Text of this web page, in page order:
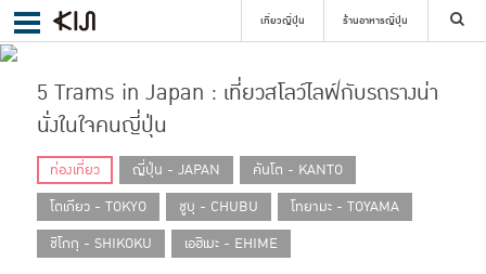
เที่ยวญี่ปุ่น ร้านอาหารญี่ปุ่น
ค้นหา
เลือกย่าน
5 Trams in Japan : เที่ยวสโลว์ไลฟ์กับรถรางน่า
นั่งในใจคนญี่ปุ่น
ท่องเที่ยว ญี่ปุ่น - JAPAN
คันโต - KANTO
โตเกียว - TOKYO
ชูบุ - CHUBU
โทยามะ - TOYAMA
ชิโกกุ - SHIKOKU
เอฮิเมะ - EHIME